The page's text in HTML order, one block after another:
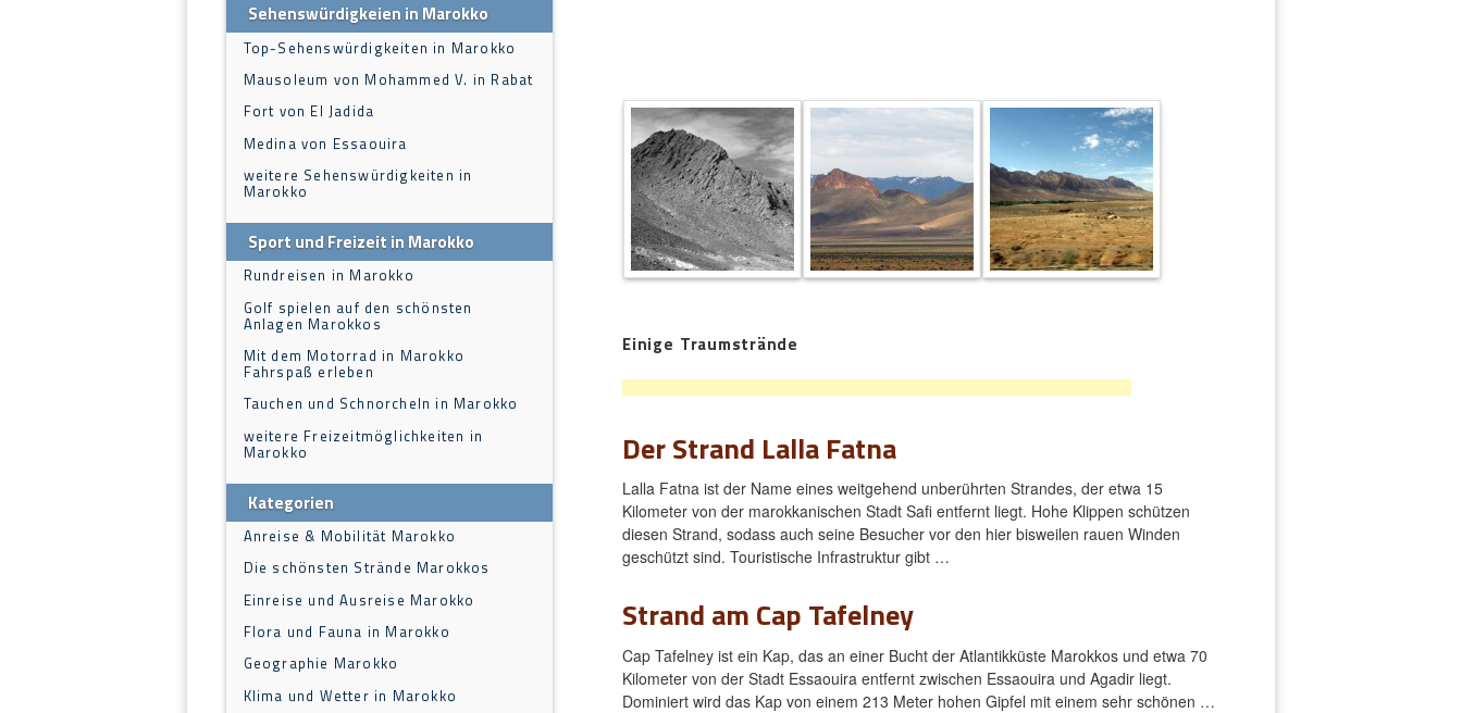
Einige Traumstrände
Der Strand Lalla Fatna
Lalla Fatna ist der Name eines weitgehend unberührten Strandes, der etwa 15
Kilometer von der marokkanischen Stadt Safi entfernt liegt. Hohe Klippen schützen
diesen Strand, sodass auch seine Besucher vor den hier bisweilen rauen Winden
geschützt sind. Touristische Infrastruktur gibt …
Strand am Cap Tafelney
Cap Tafelney ist ein Kap, das an einer Bucht der Atlantikküste Marokkos und etwa 70
Kilometer von der Stadt Essaouira entfernt zwischen Essaouira und Agadir liegt.
Dominiert wird das Kap von einem 213 Meter hohen Gipfel mit einem sehr schönen …
Sehenswürdigkeien in Marokko
Top-Sehenswürdigkeiten in Marokko
Mausoleum von Mohammed V. in Rabat
Fort von El Jadida
Medina von Essaouira
weitere Sehenswürdigkeiten in
Marokko
Sport und Freizeit in Marokko
Rundreisen in Marokko
Golf spielen auf den schönsten
Anlagen Marokkos
Mit dem Motorrad in Marokko
Fahrspaß erleben
Tauchen und Schnorcheln in Marokko
weitere Freizeitmöglichkeiten in
Marokko
Kategorien
Anreise & Mobilität Marokko
Die schönsten Strände Marokkos
Einreise und Ausreise Marokko
Flora und Fauna in Marokko
Geographie Marokko
Klima und Wetter in Marokko